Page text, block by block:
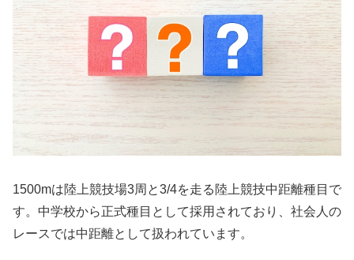
1500mは陸上競技場3周と3/4を走る陸上競技中距離種目で
す。中学校から正式種目として採用されており、社会人の
レースでは中距離として扱われています。